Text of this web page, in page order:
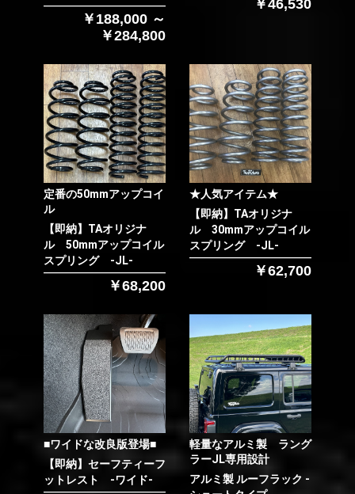
￥188,000 ～
￥284,800
￥46,530
定番の50mmアップコイ
ル
【即納】TAオリジナ
ル 50mmアップコイル
スプリング -JL-
￥68,200
★人気アイテム★
【即納】TAオリジナ
ル 30mmアップコイル
スプリング -JL-
￥62,700
■ワイドな改良版登場■
【即納】セーフティーフ
ットレスト -ワイド-
軽量なアルミ製 ラング
ラーJL専用設計
アルミ製 ルーフラック -